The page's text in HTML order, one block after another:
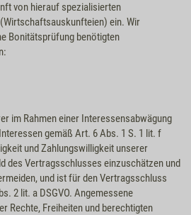
von hierauf spezialisierten
ein. Wir
Bonitätsprüfung benötigten
im Rahmen einer Interessensabwägung
gemäß Art. 6 Abs. 1 S. 1 lit. f
und Zahlungswilligkeit unserer
des Vertragsschlusses einzuschätzen und
und ist für den Vertragsschluss
2 lit. a DSGVO. Angemessene
Rechte, Freiheiten und berechtigten